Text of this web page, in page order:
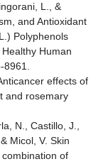
L., &
and Antioxidant
L.) Polyphenols
Human
8961.
effects of
and rosemary
N., Castillo, J.,
Micol, V. Skin
of